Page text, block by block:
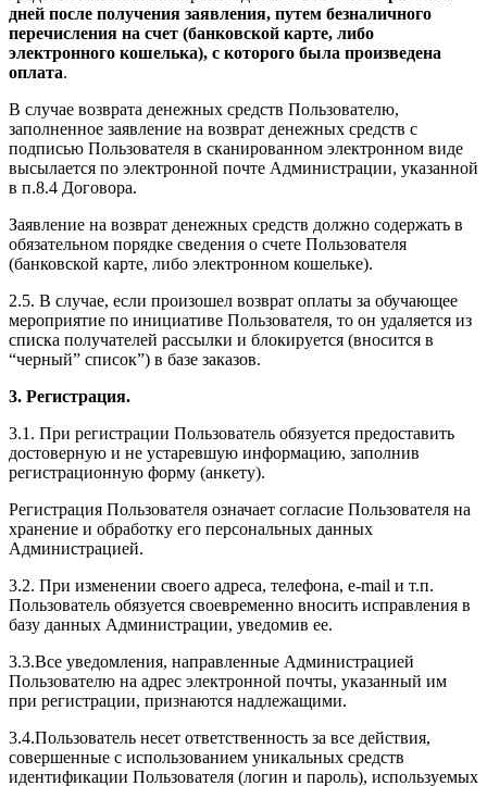
дней после получения заявления, путем безналичного
перечисления на счет (банковской карте, либо
электронного кошелька), с которого была произведена
оплата.
В случае возврата денежных средств Пользователю,
заполненное заявление на возврат денежных средств с
подписью Пользователя в сканированном электронном виде
высылается по электронной почте Администрации, указанной
в п.8.4 Договора.
Заявление на возврат денежных средств должно содержать в
обязательном порядке сведения о счете Пользователя
(банковской карте, либо электронном кошельке).
2.5. В случае, если произошел возврат оплаты за обучающее
мероприятие по инициативе Пользователя, то он удаляется из
списка получателей рассылки и блокируется (вносится в
“черный” список”) в базе заказов.
3. Регистрация.
3.1. При регистрации Пользователь обязуется предоставить
достоверную и не устаревшую информацию, заполнив
регистрационную форму (анкету).
Регистрация Пользователя означает согласие Пользователя на
хранение и обработку его персональных данных
Администрацией.
3.2. При изменении своего адреса, телефона, e-mail и т.п.
Пользователь обязуется своевременно вносить исправления в
базу данных Администрации, уведомив ее.
3.3.Все уведомления, направленные Администрацией
Пользователю на адрес электронной почты, указанный им
при регистрации, признаются надлежащими.
3.4.Пользователь несет ответственность за все действия,
совершенные с использованием уникальных средств
идентификации Пользователя (логин и пароль), используемых